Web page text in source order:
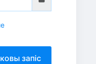
запіс